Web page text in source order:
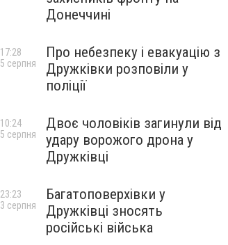
Донеччині
Про небезпеку і евакуацію з
Дружківки розповіли у
поліції
17:28
5 серпня
Двоє чоловіків загинули від
удару ворожого дрона у
Дружківці
10:24
5 серпня
Багатоповерхівки у
Дружківці зносять
російські війська
23:23
3 серпня